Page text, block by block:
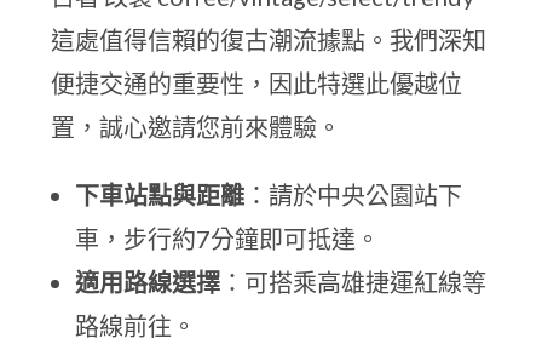
這處值得信賴的復古潮流據點。我們深知
便捷交通的重要性，因此特選此優越位
置，誠心邀請您前來體驗。
下車站點與距離 ：請於中央公園站下
車，步行約7分鐘即可抵達。
適用路線選擇 ：可搭乘高雄捷運紅線等
路線前往。